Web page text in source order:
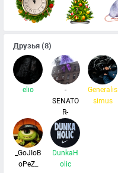
Друзья (8)
elio
-
SENATO
R-
Generalis
simus
_GoJIoB
oPeZ_
DunkaH
olic